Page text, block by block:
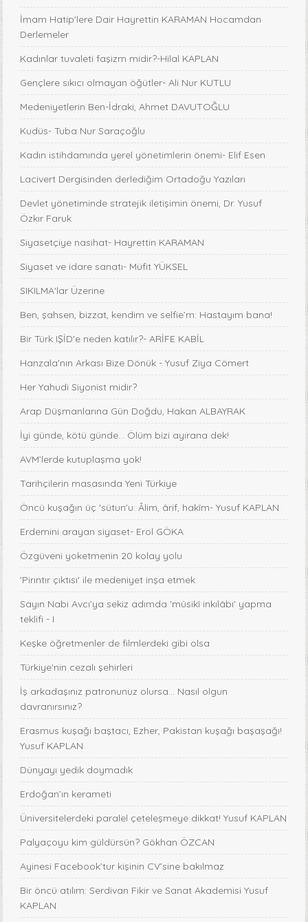
İmam Hatip'lere Dair Hayrettin KARAMAN Hocamdan
Derlemeler
Kadınlar tuvaleti faşizm midir?-Hilal KAPLAN
Gençlere sıkıcı olmayan öğütler- Ali Nur KUTLU
Medeniyetlerin Ben-İdraki, Ahmet DAVUTOĞLU
Kudüs- Tuba Nur Saraçoğlu
Kadın istihdamında yerel yönetimlerin önemi- Elif Esen
Lacivert Dergisinden derlediğim Ortadoğu Yazıları
Devlet yönetiminde stratejik iletişimin önemi, Dr. Yusuf
Özkır Faruk
Siyasetçiye nasihat- Hayrettin KARAMAN
Siyaset ve idare sanatı- Müfit YÜKSEL
SIKILMA'lar Üzerine
Ben, şahsen, bizzat, kendim ve selfie’m: Hastayım bana!
Bir Türk IŞİD'e neden katılır?- ARİFE KABİL
Hanzala'nın Arkası Bize Dönük - Yusuf Ziya Cömert
Her Yahudi Siyonist midir?
Arap Düşmanlarına Gün Doğdu, Hakan ALBAYRAK
İyi günde, kötü günde... Ölüm bizi ayırana dek!
AVM’lerde kutuplaşma yok!
Tarihçilerin masasında Yeni Türkiye
Öncü kuşağın üç 'sütun'u: Âlim, ârif, hakîm- Yusuf KAPLAN
Erdemini arayan siyaset- Erol GÖKA
Özgüveni yoketmenin 20 kolay yolu
'Pirıntır çıktısı' ile medeniyet inşa etmek
Sayın Nabi Avcı'ya sekiz adımda 'mûsikî inkılâbı' yapma
teklifi - I
Keşke öğretmenler de filmlerdeki gibi olsa
Türkiye'nin cezalı şehirleri
İş arkadaşınız patronunuz olursa… Nasıl olgun
davranırsınız?
Erasmus kuşağı baştacı, Ezher, Pakistan kuşağı başaşağı!
Yusuf KAPLAN
Dünyayı yedik doymadık
Erdoğan’ın kerameti
Üniversitelerdeki paralel çeteleşmeye dikkat! Yusuf KAPLAN
Palyaçoyu kim güldürsün? Gökhan ÖZCAN
Ayinesi Facebook’tur kişinin CV’sine bakılmaz
Bir öncü atılım: Serdivan Fikir ve Sanat Akademisi Yusuf
KAPLAN